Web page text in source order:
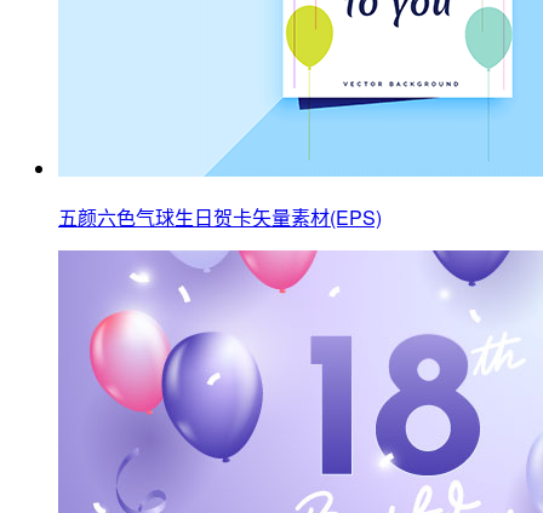
五颜六色气球生日贺卡矢量素材(EPS)